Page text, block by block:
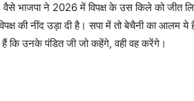
वैसे भाजपा ने 2026 में विपक्ष के उस किले को जीत
की नींद उड़ा दी है। सपा में तो बेचैनी का आलम
कि उनके पंडित जी जो कहेंगे, वही वह करेंगे।